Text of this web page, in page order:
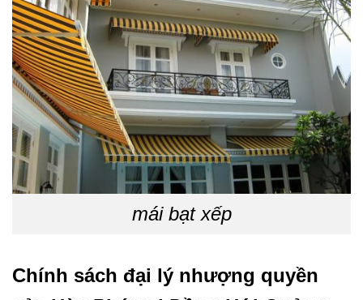
mái bạt xếp
Chính sách đại lý nhượng quyền